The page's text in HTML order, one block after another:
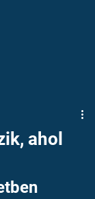
ahol